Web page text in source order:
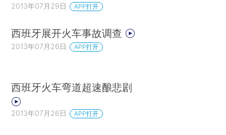
2013年07月29日 APP打开
西班牙展开火车事故调查
2013年07月26日 APP打开
西班牙火车弯道超速酿悲剧
2013年07月26日 APP打开